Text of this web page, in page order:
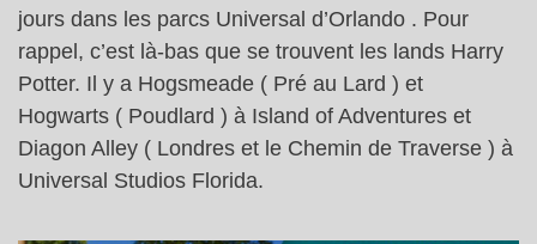
jours dans les parcs Universal d’Orlando . Pour
rappel, c’est là-bas que se trouvent les lands Harry
Potter. Il y a Hogsmeade ( Pré au Lard ) et
Hogwarts ( Poudlard ) à Island of Adventures et
Diagon Alley ( Londres et le Chemin de Traverse ) à
Universal Studios Florida.